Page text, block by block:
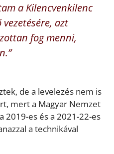
a Kilencvenkilenc
azt
fog menni,
de a levelezés nem is
mert a Magyar Nemzet
2019-es és a 2021-22-es
a technikával